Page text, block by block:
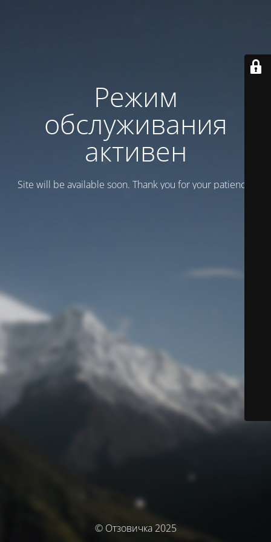
Режим
обслуживания
активен
Site will be available soon. Thank you for your patience!
© Отзовичка 2025